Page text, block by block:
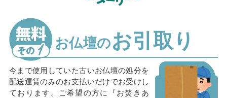
お仏壇のお引取り
今まで使用していた古いお仏壇の処分を
配送運賃のみのお支払いだけでお受けし
ております。ご希望の方に『お焚きあ